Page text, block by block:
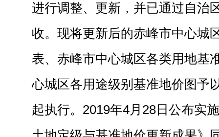
进行调整、更新，并已通过自治
收。现将更新后的赤峰市中心城
表、赤峰市中心城区各类用地基
心城区各用途级别基准地价图予
起执行。2019年4月28日公布实